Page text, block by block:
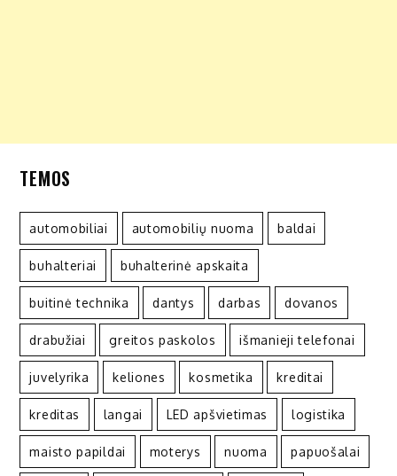
TEMOS
automobiliai automobilių nuoma baldai
buhalteriai buhalterinė apskaita
buitinė technika dantys darbas dovanos
drabužiai greitos paskolos išmanieji telefonai
juvelyrika keliones kosmetika kreditai
kreditas langai LED apšvietimas logistika
maisto papildai moterys nuoma papuošalai